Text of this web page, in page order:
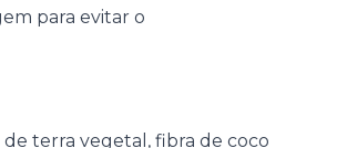
para evitar o
terra vegetal, fibra de coco